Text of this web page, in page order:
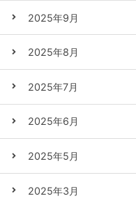
2025年9月
2025年8月
2025年7月
2025年6月
2025年5月
2025年3月